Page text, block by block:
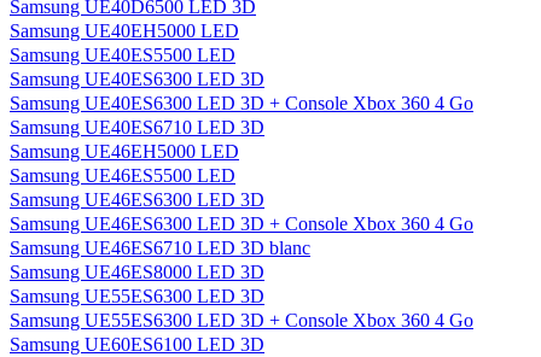
Samsung UE40D6500 LED 3D
Samsung UE40EH5000 LED
Samsung UE40ES5500 LED
Samsung UE40ES6300 LED 3D
Samsung UE40ES6300 LED 3D + Console Xbox 360 4 Go
Samsung UE40ES6710 LED 3D
Samsung UE46EH5000 LED
Samsung UE46ES5500 LED
Samsung UE46ES6300 LED 3D
Samsung UE46ES6300 LED 3D + Console Xbox 360 4 Go
Samsung UE46ES6710 LED 3D blanc
Samsung UE46ES8000 LED 3D
Samsung UE55ES6300 LED 3D
Samsung UE55ES6300 LED 3D + Console Xbox 360 4 Go
Samsung UE60ES6100 LED 3D